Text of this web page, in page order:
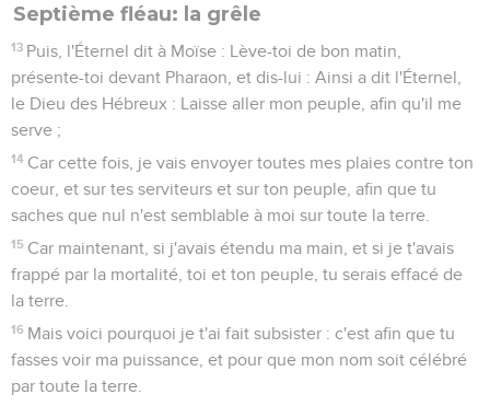
Septième fléau: la grêle
13 Puis, l'Éternel dit à Moïse : Lève-toi de bon matin,
présente-toi devant Pharaon, et dis-lui : Ainsi a dit l'Éternel,
le Dieu des Hébreux : Laisse aller mon peuple, afin qu'il me
serve ;
14 Car cette fois, je vais envoyer toutes mes plaies contre ton
coeur, et sur tes serviteurs et sur ton peuple, afin que tu
saches que nul n'est semblable à moi sur toute la terre.
15 Car maintenant, si j'avais étendu ma main, et si je t'avais
frappé par la mortalité, toi et ton peuple, tu serais effacé de
la terre.
16 Mais voici pourquoi je t'ai fait subsister : c'est afin que tu
fasses voir ma puissance, et pour que mon nom soit célébré
par toute la terre.